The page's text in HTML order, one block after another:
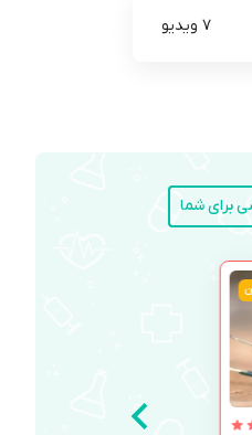
7 ویدیو
برای شما